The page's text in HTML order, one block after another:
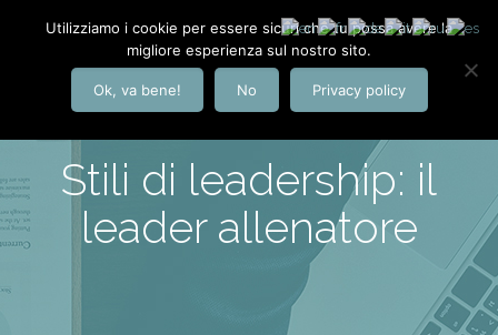
Stili di leadership: il
leader allenatore
Utilizziamo i cookie per essere sicuri che tu possa avere la
migliore esperienza sul nostro sito.
Ok, va bene! No Privacy policy